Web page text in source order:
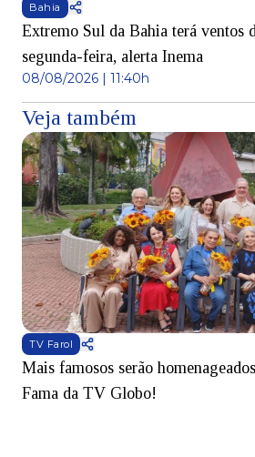
Bahia
Extremo Sul da Bahia terá ventos
segunda-feira, alerta Inema
08/08/2026 | 11:40h
Veja também
TV Farol
Mais famosos serão
Fama da TV Globo!